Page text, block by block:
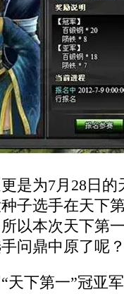
为7月28日的
子选手在天下
以本次天下第
问鼎中原了呢
下第一”冠亚